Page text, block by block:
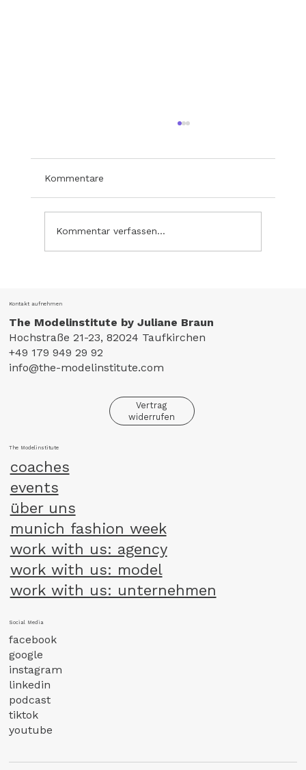
Kommentare
Kommentar verfassen...
Kontakt aufnehmen
The Modelinstitute by Juliane Braun
Hochstraße 21-23, 82024 Taufkirchen
+49 179 949 29 92
info@the-modelinstitute.com
Vertrag
widerrufen
The Modelinstitute
coaches
events
über uns
munich fashion week
work with us: agency
work with us: model
work with us: unternehmen
Social Media
facebook
google
instagram
linkedin
podcast
tiktok
youtube